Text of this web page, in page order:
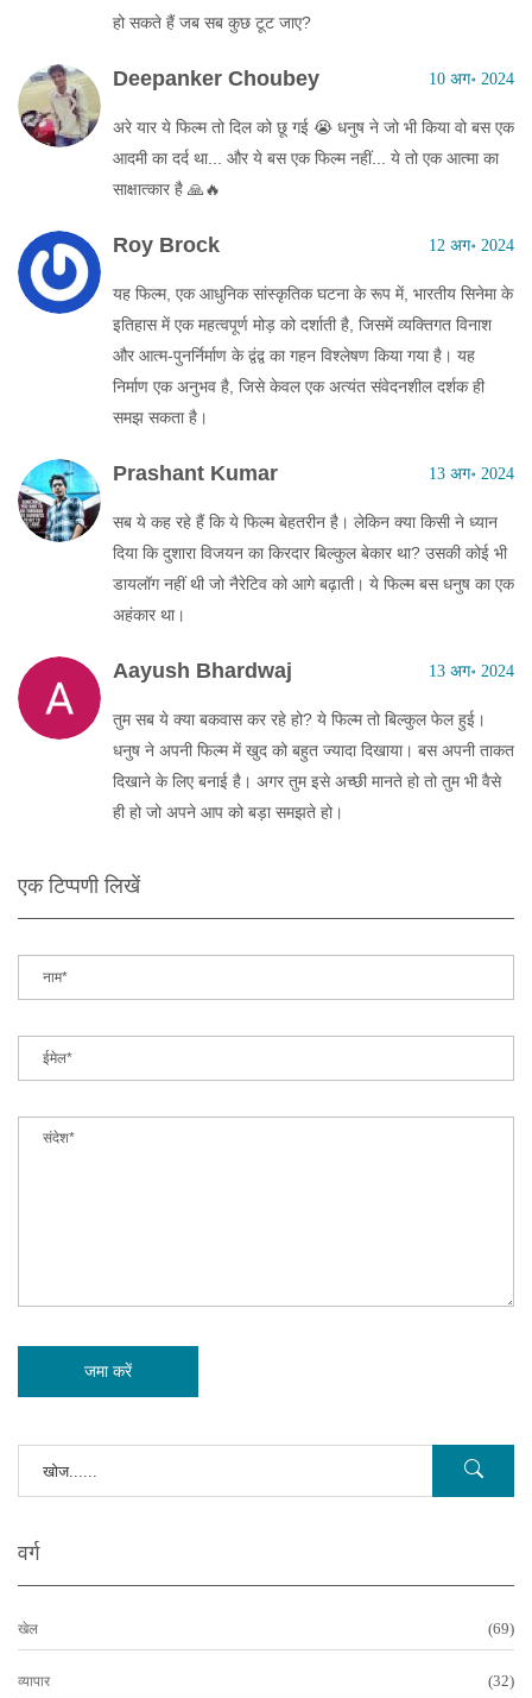
हो सकते हैं जब सब कुछ टूट जाए?
Deepanker Choubey 10 अग॰ 2024
अरे यार ये फिल्म तो दिल को छू गई 😭 धनुष ने जो भी किया वो बस एक
आदमी का दर्द था... और ये बस एक फिल्म नहीं... ये तो एक आत्मा का
साक्षात्कार है 🙏🔥
Roy Brock 12 अग॰ 2024
यह फिल्म, एक आधुनिक सांस्कृतिक घटना के रूप में, भारतीय सिनेमा के
इतिहास में एक महत्वपूर्ण मोड़ को दर्शाती है, जिसमें व्यक्तिगत विनाश
और आत्म-पुनर्निर्माण के द्वंद्व का गहन विश्लेषण किया गया है। यह
निर्माण एक अनुभव है, जिसे केवल एक अत्यंत संवेदनशील दर्शक ही
समझ सकता है।
Prashant Kumar 13 अग॰ 2024
सब ये कह रहे हैं कि ये फिल्म बेहतरीन है। लेकिन क्या किसी ने ध्यान
दिया कि दुशारा विजयन का किरदार बिल्कुल बेकार था? उसकी कोई भी
डायलॉग नहीं थी जो नैरेटिव को आगे बढ़ाती। ये फिल्म बस धनुष का एक
अहंकार था।
Aayush Bhardwaj 13 अग॰ 2024
तुम सब ये क्या बकवास कर रहे हो? ये फिल्म तो बिल्कुल फेल हुई।
धनुष ने अपनी फिल्म में खुद को बहुत ज्यादा दिखाया। बस अपनी ताकत
दिखाने के लिए बनाई है। अगर तुम इसे अच्छी मानते हो तो तुम भी वैसे
ही हो जो अपने आप को बड़ा समझते हो।
एक टिप्पणी लिखें
जमा करें
वर्ग
खेल (69)
व्यापार (32)